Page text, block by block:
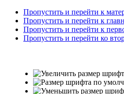
Пропустить и перейти к
Пропустить и перейти к
Пропустить и перейти к
Пропустить и перейти ко